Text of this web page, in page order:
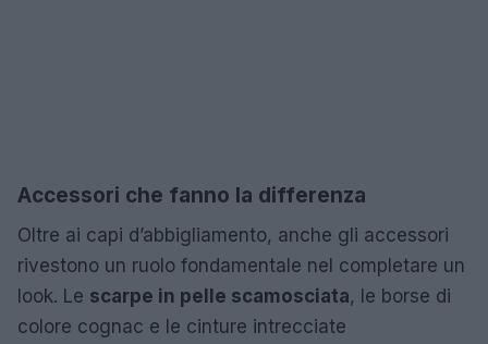
Accessori che fanno la differenza
Oltre ai capi d’abbigliamento, anche gli accessori
rivestono un ruolo fondamentale nel completare un
look. Le scarpe in pelle scamosciata, le borse di
colore cognac e le cinture intrecciate